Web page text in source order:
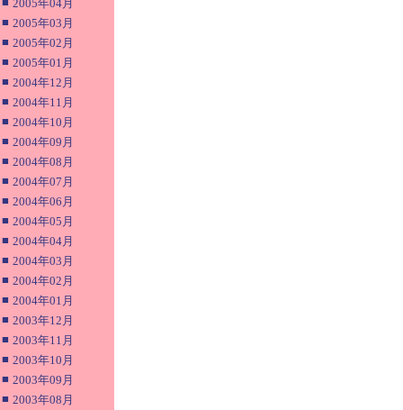
2005年04月
■ 2005年03月
■ 2005年02月
■ 2005年01月
■ 2004年12月
■ 2004年11月
■ 2004年10月
■ 2004年09月
■ 2004年08月
■ 2004年07月
■ 2004年06月
■ 2004年05月
■ 2004年04月
■ 2004年03月
■ 2004年02月
■ 2004年01月
■ 2003年12月
■ 2003年11月
■ 2003年10月
■ 2003年09月
■ 2003年08月